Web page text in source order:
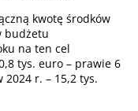
kwotę środków
budżetu
na ten cel
tys. euro – prawie 6
r. – 15,2 tys.